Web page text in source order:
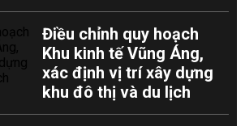
Điều chỉnh quy hoạch
Khu kinh tế Vũng Áng,
xác định vị trí xây dựng
khu đô thị và du lịch